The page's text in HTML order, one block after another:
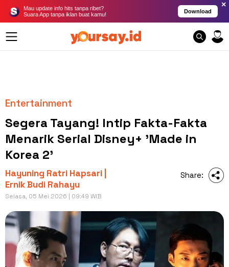
Mau update info hits tanpa ribet?
Suara App tanpa iklan buat kamu!
Download
×
Entertainment
Segera Tayang! Intip Fakta-Fakta
Menarik Serial Disney+ 'Made in
Korea 2'
Hayuning Ratri Hapsari |
Ernik Budi Rahayu
Selasa, 05 Mei 2026 | 09:49 WIB
Share: